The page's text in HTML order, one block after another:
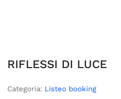
RIFLESSI DI LUCE
Categoria: Listeo booking